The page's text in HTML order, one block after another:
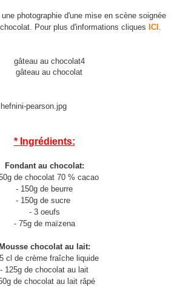
photographie d'une mise en scène soignée
Pour plus d'informations cliques ICI .
* Ingrédients:
Fondant au chocolat:
de chocolat 70 % cacao
- 150g de beurre
- 150g de sucre
- 3 oeufs
- 75g de maïzena
Mousse chocolat au lait:
cl de crème fraîche liquide
- 125g de chocolat au lait
de chocolat au lait râpé